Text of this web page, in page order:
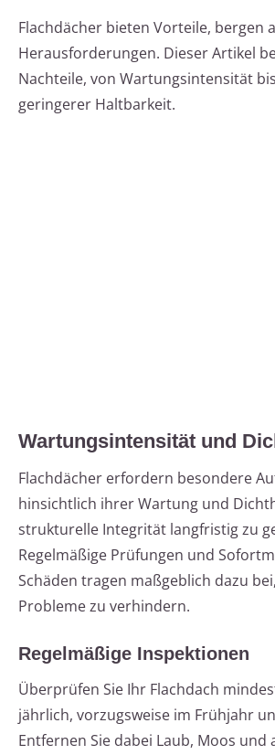
Flachdächer bieten Vorteile, bergen
Herausforderungen. Dieser Artikel
Nachteile, von Wartungsintensität
geringerer Haltbarkeit.
Wartungsintensität und
Flachdächer erfordern besondere
hinsichtlich ihrer Wartung und
strukturelle Integrität langfristig zu
Regelmäßige Prüfungen und
Schäden tragen maßgeblich dazu
Probleme zu verhindern.
Regelmäßige Inspektionen
Überprüfen Sie Ihr Flachdach
jährlich, vorzugsweise im Frühjahr
Entfernen Sie dabei Laub, Moos und